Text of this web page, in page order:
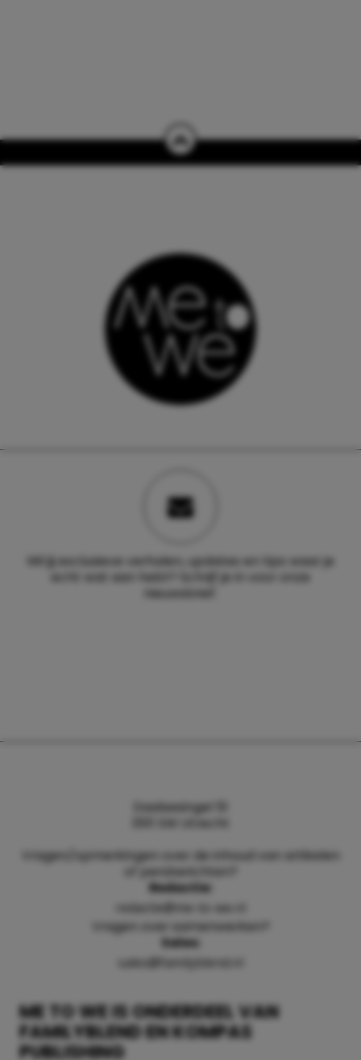
Wil jij exclusieve verhalen, updates en tips waar je
echt wat aan hebt? Schrijf je in voor onze
nieuwsbrief.
ME TO WE IS ONDERDEEL VAN
FAMILYBLEND EN KOMPAS
PUBLISHING
Daalsesingel 51
3511 SW Utrecht
Vragen/opmerkingen over de inhoud van artikelen
of persberichten?
Redactie:
redactie@me-to-we.nl
Vragen over samenwerken?
Sales:
sales@familyblend.nl